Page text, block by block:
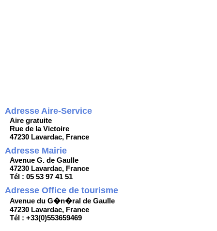
Adresse Aire-Service
Aire gratuite
Rue de la Victoire
47230 Lavardac, France
Adresse Mairie
Avenue G. de Gaulle
47230 Lavardac, France
Tél : 05 53 97 41 51
Adresse Office de tourisme
Avenue du G�n�ral de Gaulle
47230 Lavardac, France
Tél : +33(0)553659469